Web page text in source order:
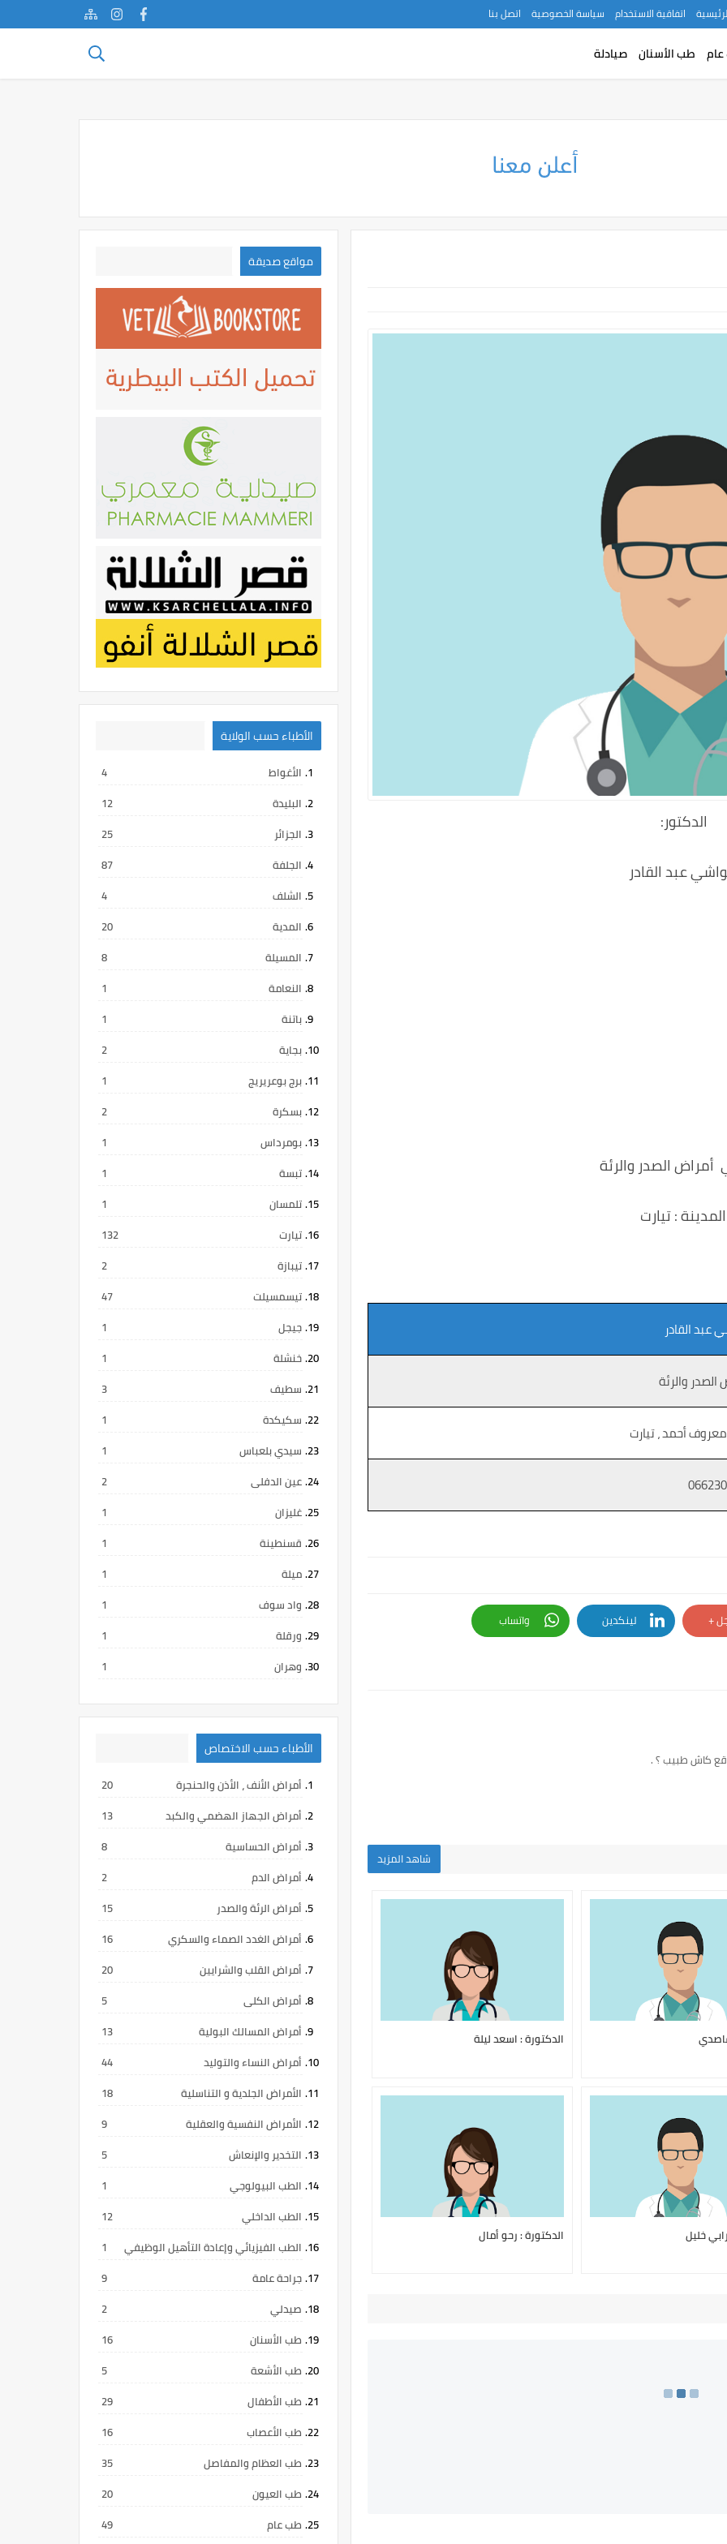
اتفاقية الاستخدام سياسة الخصوصية اتصل بنا
طب الأسنان صيادلة
:الدكتور
عبد القادر
أمراض الصدر والرئة
المدينة : تيارت
عبد القادر
والرئة
أحمد ، تيارت
+ لينكدين واتساب
كاش طبيب ؟ .
شاهد المزيد
الدكتورة : اسعد ليلة
خليل الدكتورة : رحو أمال
مواقع صديقة
الأطباء حسب الولاية
الأغواط
4
البليدة
12
الجزائر
25
الجلفة
87
الشلف
4
المدية
20
المسيلة
8
النعامة
1
باتنة
1
بجاية
2
برج بوعريريج
1
بسكرة
2
بومرداس
1
تبسة
1
تلمسان
1
تيارت
132
تيبازة
2
تيسمسيلت
47
جيجل
1
خنشلة
1
سطيف
3
سكيكدة
1
سيدي بلعباس
1
عين الدفلى
2
غليزان
1
قسنطينة
1
ميلة
1
واد سوف
1
ورقلة
1
وهران
1
الأطباء حسب الاختصاص
أمراض الأنف ، الأذن والحنجرة
20
أمراض الجهاز الهضمي والكبد
13
أمراض الحساسية
8
أمراض الدم
2
أمراض الرئة والصدر
15
أمراض الغدد الصماء والسكري
16
أمراض القلب والشرايين
20
أمراض الكلى
5
أمراض المسالك البولية
13
أمراض النساء والتوليد
44
الأمراض الجلدية و التناسلية
18
الأمراض النفسية والعقلية
9
التخدير والإنعاش
5
الطب البيولوجي
1
الطب الداخلي
12
الطب الفيزيائي وإعادة التأهيل الوظيفي
1
جراحة عامة
9
صيدلي
2
طب الأسنان
16
طب الأشعة
5
طب الأطفال
29
طب الأعصاب
16
طب العظام والمفاصل
35
طب العيون
20
طب عام
49